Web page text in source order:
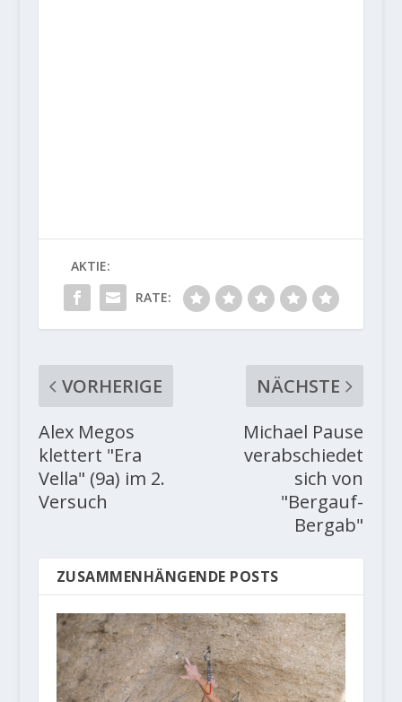
AKTIE:
RATE:
VORHERIGE
Alex Megos
klettert "Era
Vella" (9a) im 2.
Versuch
NÄCHSTE
Michael Pause
verabschiedet
sich von
"Bergauf-
Bergab"
ZUSAMMENHÄNGENDE POSTS